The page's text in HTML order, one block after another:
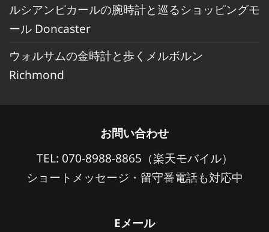
ルシアンピカールの腕時計と巡るショッピングモ
ール Doncaster
ウォルサムの金時計と歩くメルボルン
Richmond
お問い合わせ
TEL: 070-8988-8865（楽天モバイル）
ショートメッセージ・留守番電話も対応中
Eメール